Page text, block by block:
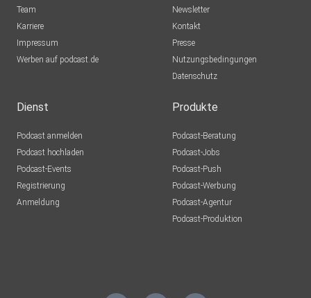
Team
Karriere
Impressum
Werben auf podcast.de
Newsletter
Kontakt
Presse
Nutzungsbedingungen
Datenschutz
Dienst
Podcast anmelden
Podcast hochladen
Podcast-Events
Registrierung
Anmeldung
Produkte
Podcast-Beratung
Podcast-Jobs
Podcast-Push
Podcast-Werbung
Podcast-Agentur
Podcast-Produktion